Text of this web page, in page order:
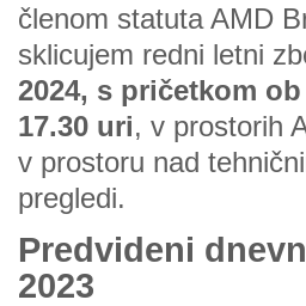
členom statuta AMD
sklicujem redni letni
2024, s pričetkom ob
17.30 uri, v prostorih
v prostoru nad
pregledi.
Predvideni
2023